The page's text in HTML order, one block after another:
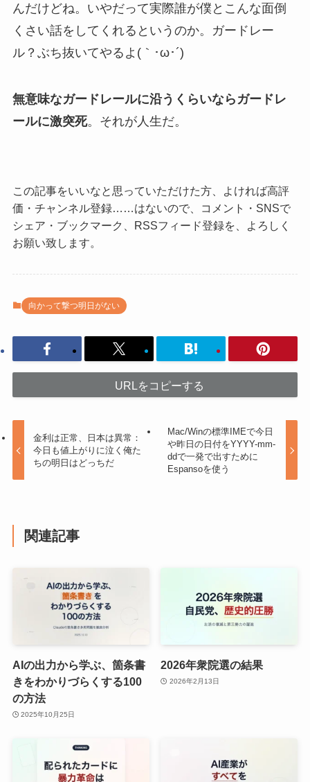
んだけどね。いやだって実際誰が僕とこんな面倒
くさい話をしてくれるというのか。ガードレー
ル？ぶち抜いてやるよ(｀･ω･´)
無意味なガードレールに沿うくらいならガードレ
ールに激突死。それが人生だ。
この記事をいいなと思っていただけた方、よければ高評
価・チャンネル登録……はないので、コメント・SNSで
シェア・ブックマーク、RSSフィード登録を、よろしく
お願い致します。
向かって撃つ明日がない
URLをコピーする
金利は正常、日本は異常：
今日も値上がりに泣く俺た
ちの明日はどっちだ
Mac/Winの標準IMEで今日
や昨日の日付をYYYY-mm-
ddで一発で出すために
Espansoを使う
関連記事
AIの出力から学ぶ、箇条書
きをわかりづらくする100
の方法
2025年10月25日
2026年衆院選の結果
2026年2月13日